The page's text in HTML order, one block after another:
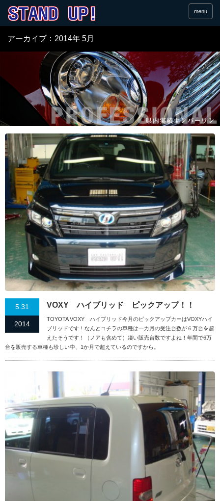
menu
アーカイブ：2014年 5月
5.31
2014
VOXY ハイブリッド ピックアップ！！
TOYOTA VOXY ハイブリッド今月のピックアップカーはVOXYハイ
ブリッドです！なんとコチラの車種は一カ月の受注台数が６万台を超
えたそうです！（ノアも含めて）凄い販売台数ですよね！年間で6万
台を販売する車種も珍しい中、1か月で超えているのですから。